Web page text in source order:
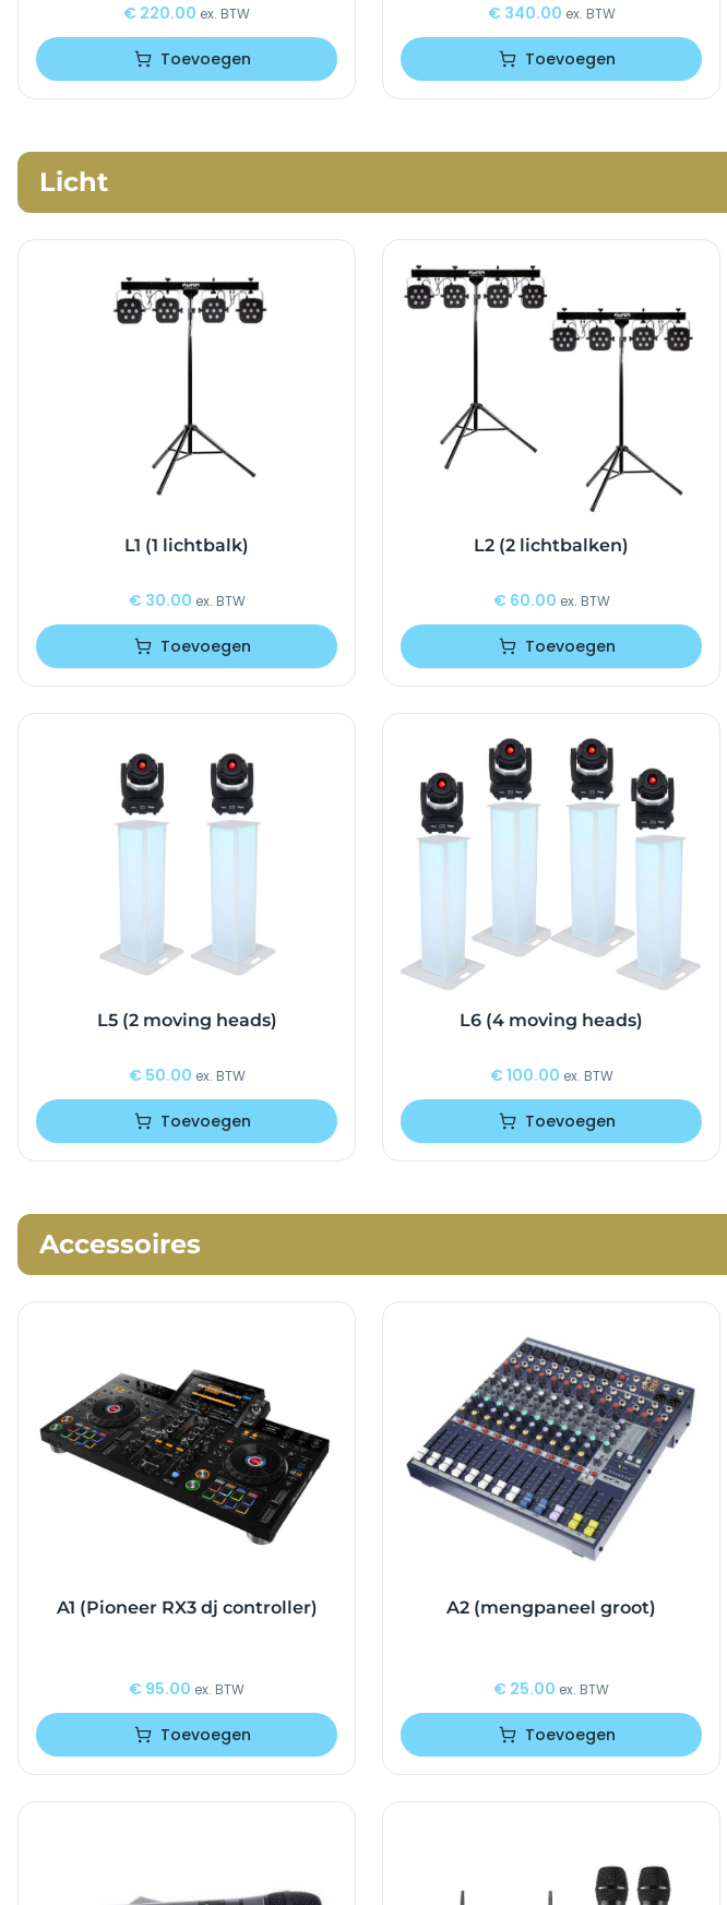
€ 220.00 ex. BTW
Toevoegen
€ 340.00 ex. BTW
Toevoegen
Licht
L1 (1 lichtbalk)
€ 30.00 ex. BTW
Toevoegen
L2 (2 lichtbalken)
€ 60.00 ex. BTW
Toevoegen
L5 (2 moving heads)
€ 50.00 ex. BTW
Toevoegen
L6 (4 moving heads)
€100.00 ex. BTW
Toevoegen
Accessoires
A1 (Pioneer RX3 dj controller)
€ 95.00 ex. BTW
Toevoegen
A2 (mengpaneel groot)
€ 25.00 ex. BTW
Toevoegen